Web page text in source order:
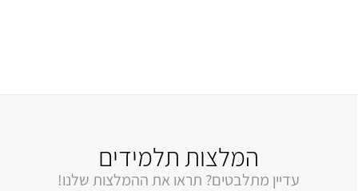
המלצות תלמידים
עדיין מתלבטים? תראו את ההמלצות שלנו!